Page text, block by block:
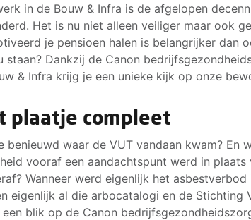
in de Bouw & Infra is de afgelopen
Het is nu niet alleen veiliger maar ook
je pensioen halen is belangrijker dan
staan? Dankzij de Canon
& Infra krijg je een unieke kijk op onze
plaatje compleet
benieuwd waar de VUT vandaan kwam? En
vooraf een aandachtspunt werd in plaats
Wanneer werd eigenlijk het
eigenlijk al die arbocatalogi en de Stichting
een blik op de Canon